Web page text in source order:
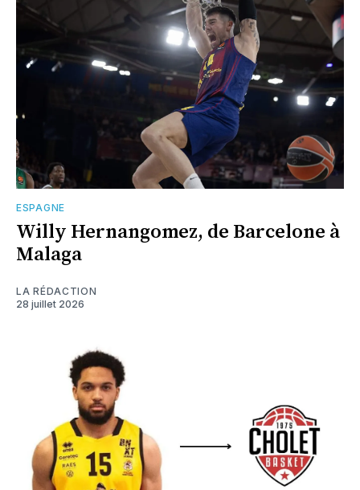
ESPAGNE
Willy Hernangomez, de Barcelone à
Malaga
LA RÉDACTION
28 juillet 2026